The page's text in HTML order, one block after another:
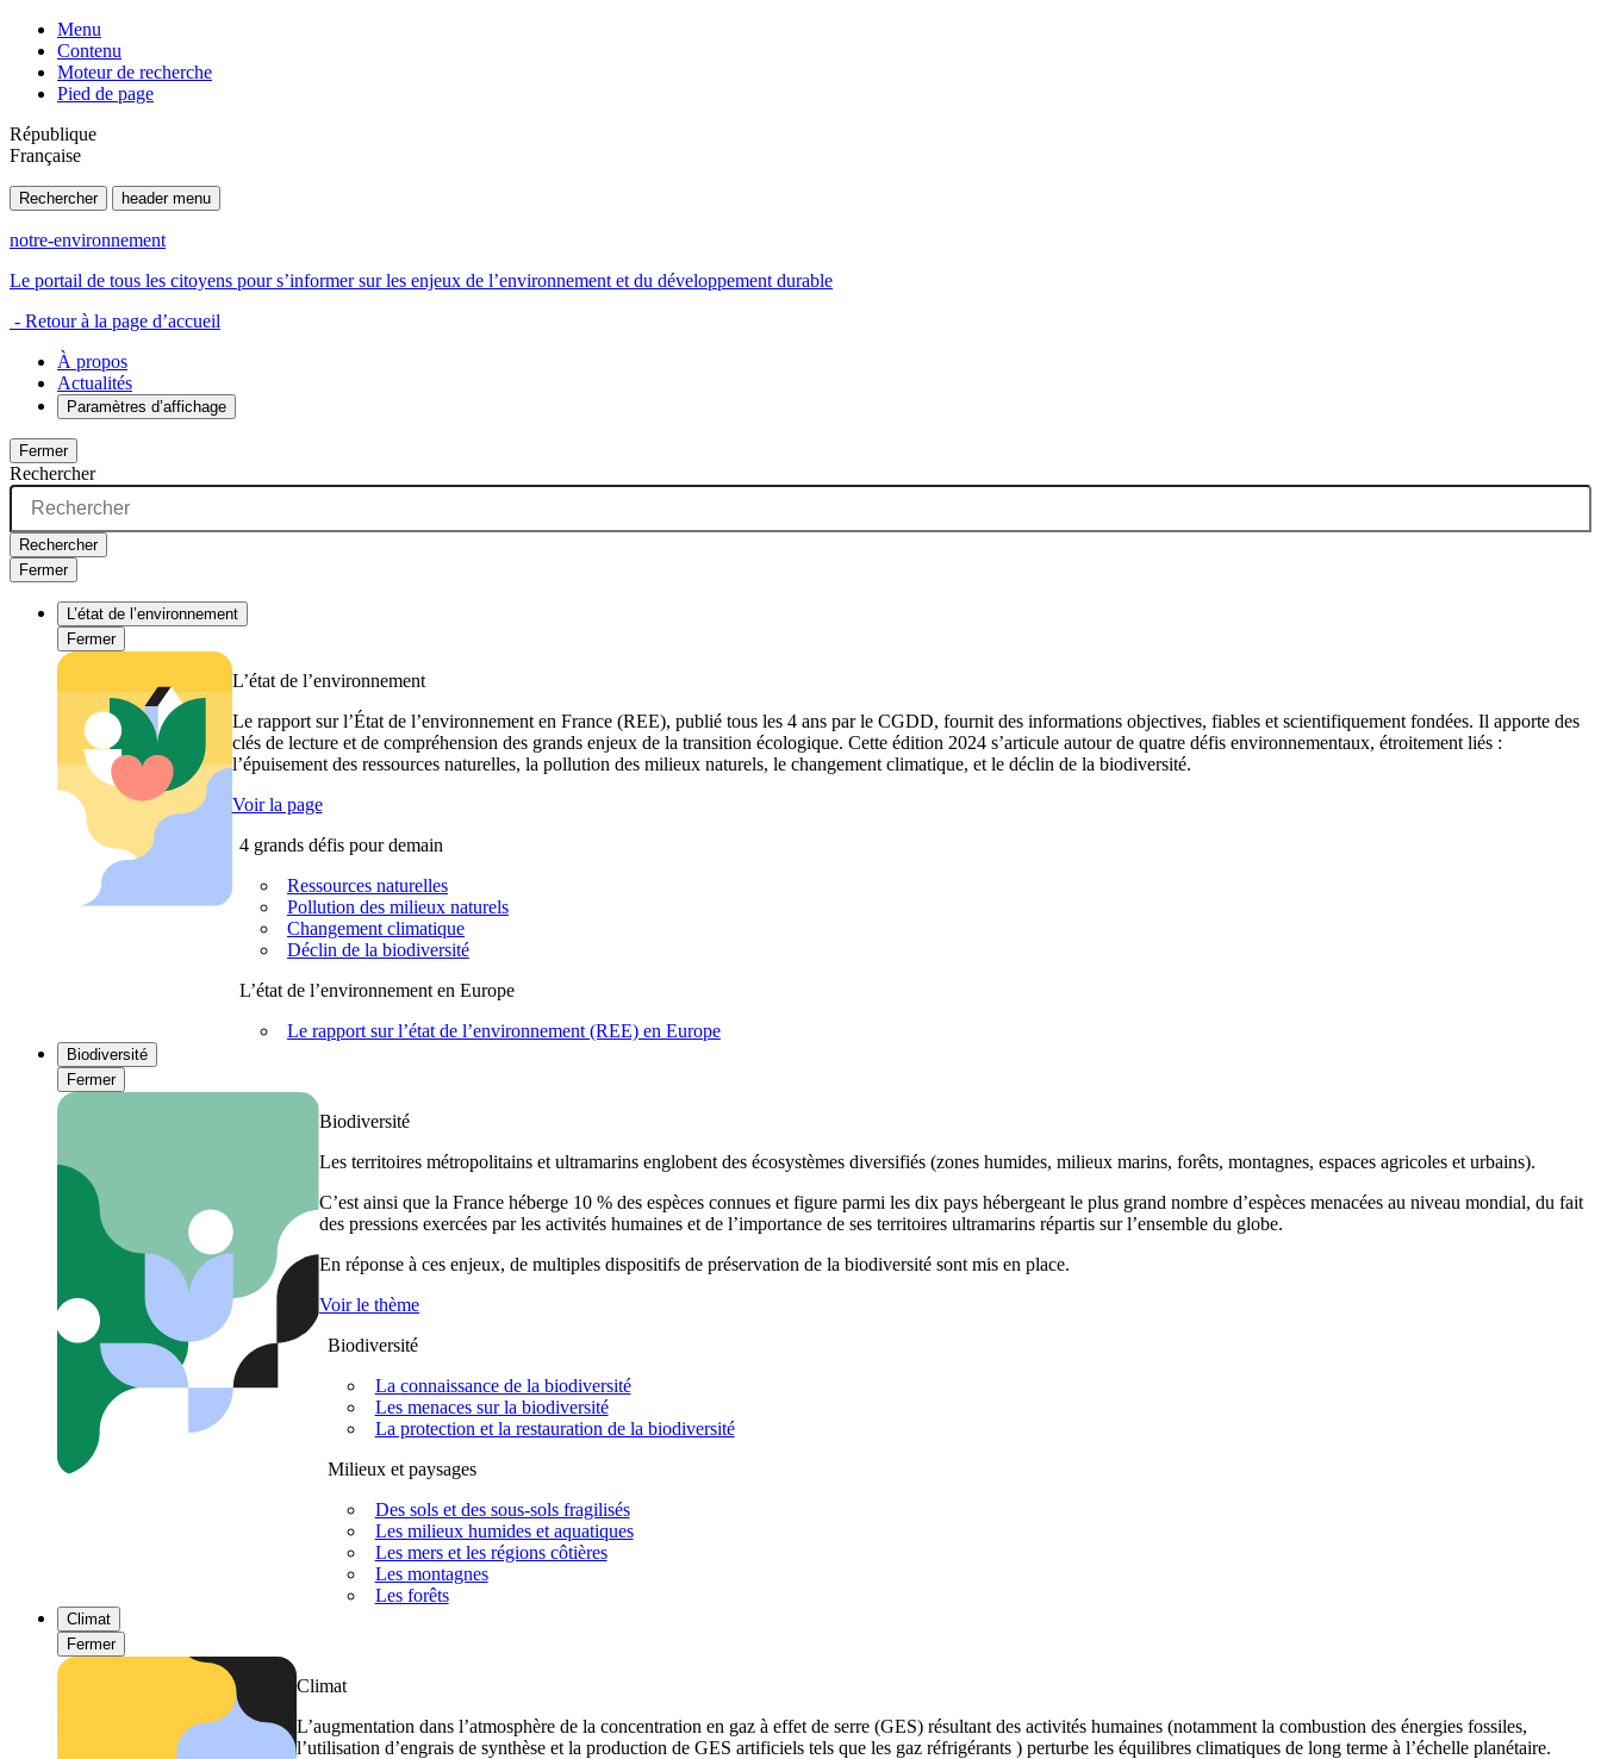
Menu
Contenu
Moteur de recherche
Pied de page
République
Française
Rechercher header menu
notre-environnement
Le portail de tous les citoyens pour s’informer sur les enjeux de l’environnement et du développement durable
- Retour à la page d’accueil
À propos
Actualités
Paramètres d’affichage
Fermer
Rechercher
Rechercher
Fermer
L’état de l’environnement
Fermer
L’état de l’environnement
Le rapport sur l’État de l’environnement en France (REE), publié tous les 4 ans par le CGDD, fournit des informations objectives, fiables et scientifiquement fondées. Il apporte des
clés de lecture et de compréhension des grands enjeux de la transition écologique. Cette édition 2024 s’articule autour de quatre défis environnementaux, étroitement liés :
l’épuisement des ressources naturelles, la pollution des milieux naturels, le changement climatique, et le déclin de la biodiversité.
Voir la page
4 grands défis pour demain
Ressources naturelles
Pollution des milieux naturels
Changement climatique
Déclin de la biodiversité
L’état de l’environnement en Europe
Le rapport sur l’état de l’environnement (REE) en Europe
Biodiversité
Fermer
Biodiversité
Les territoires métropolitains et ultramarins englobent des écosystèmes diversifiés (zones humides, milieux marins, forêts, montagnes, espaces agricoles et urbains).
C’est ainsi que la France héberge 10 % des espèces connues et figure parmi les dix pays hébergeant le plus grand nombre d’espèces menacées au niveau mondial, du fait
des pressions exercées par les activités humaines et de l’importance de ses territoires ultramarins répartis sur l’ensemble du globe.
En réponse à ces enjeux, de multiples dispositifs de préservation de la biodiversité sont mis en place.
Voir le thème
Biodiversité
La connaissance de la biodiversité
Les menaces sur la biodiversité
La protection et la restauration de la biodiversité
Milieux et paysages
Des sols et des sous-sols fragilisés
Les milieux humides et aquatiques
Les mers et les régions côtières
Les montagnes
Les forêts
Climat
Fermer
Climat
L’augmentation dans l’atmosphère de la concentration en gaz à effet de serre (GES) résultant des activités humaines (notamment la combustion des énergies fossiles,
l’utilisation d’engrais de synthèse et la production de GES artificiels tels que les gaz réfrigérants ) perturbe les équilibres climatiques de long terme à l’échelle planétaire.